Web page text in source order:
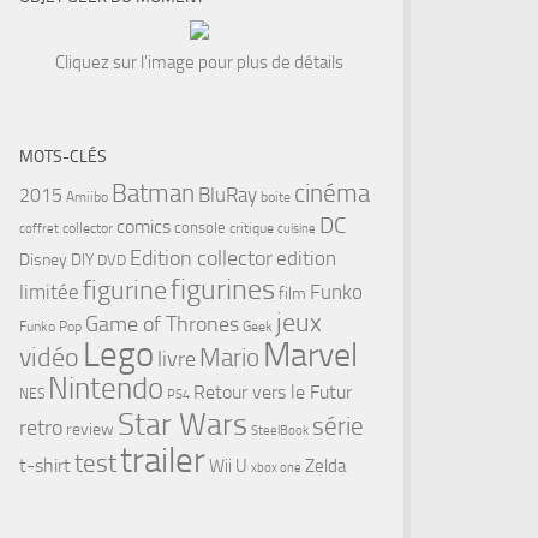
Cliquez sur l'image pour plus de détails
MOTS-CLÉS
2015 Amiibo Batman BluRay boite cinéma
coffret collector comics console critique cuisine DC
Disney DIY DVD Edition collector edition
limitée figurinefigurines film Funko
Funko Pop Game of Thrones Geek jeux
vidéo Lego livre Mario Marvel
NES Nintendo PS4 Retour vers le Futur
retro review Star Wars SteelBook série
t-shirttesttrailerWii U xbox one Zelda